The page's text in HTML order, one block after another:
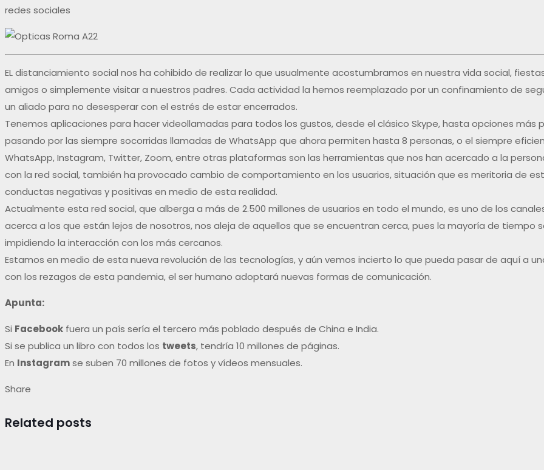
redes sociales
EL distanciamiento social nos ha cohibido de realizar lo que usualmente acostumbramos en nuestra vida social,
amigos o simplemente visitar a nuestros padres. Cada actividad la hemos reemplazado por un confinamiento de
un aliado para no desesperar con el estrés de estar encerrados.
Tenemos aplicaciones para hacer videollamadas para todos los gustos, desde el clásico Skype, hasta opciones más
pasando por las siempre socorridas llamadas de WhatsApp que ahora permiten hasta 8 personas, o el siempre
WhatsApp, Instagram, Twitter, Zoom, entre otras plataformas son las herramientas que nos han acercado a la
con la red social, también ha provocado cambio de comportamiento en los usuarios, situación que es meritoria de
conductas negativas y positivas en medio de esta realidad.
Actualmente esta red social, que alberga a más de 2.500 millones de usuarios en todo el mundo, es uno de los
acerca a los que están lejos de nosotros, nos aleja de aquellos que se encuentran cerca, pues la mayoría de tiempo
impidiendo la interacción con los más cercanos.
Estamos en medio de esta nueva revolución de las tecnologías, y aún vemos incierto lo que pueda pasar de aquí a
con los rezagos de esta pandemia, el ser humano adoptará nuevas formas de comunicación.
Apunta:
Si Facebook fuera un país sería el tercero más poblado después de China e India.
Si se publica un libro con todos los tweets, tendría 10 millones de páginas.
En Instagramse suben 70 millones de fotos y vídeos mensuales.
Share
Related posts